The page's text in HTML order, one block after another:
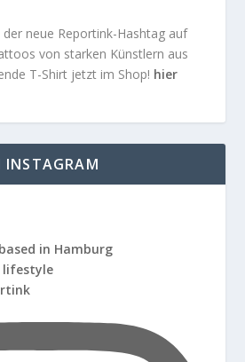
der neue Reportink-Hashtag auf
von starken Künstlern aus
T-Shirt jetzt im Shop! hier
INSTAGRAM
in Hamburg